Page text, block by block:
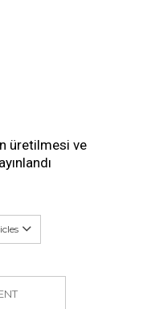
üretilmesi ve